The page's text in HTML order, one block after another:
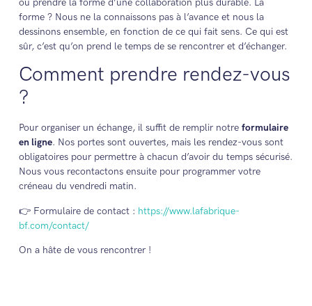
ou prendre la forme d’une collaboration plus durable. La
forme ? Nous ne la connaissons pas à l’avance et nous la
dessinons ensemble, en fonction de ce qui fait sens. Ce qui est
sûr, c’est qu’on prend le temps de se rencontrer et d’échanger.
Comment prendre rendez-vous
?
Pour organiser un échange, il suffit de remplir notre formulaire
en ligne. Nos portes sont ouvertes, mais les rendez-vous sont
obligatoires pour permettre à chacun d’avoir du temps sécurisé.
Nous vous recontactons ensuite pour programmer votre
créneau du vendredi matin.
👉 Formulaire de contact : https://www.lafabrique-
bf.com/contact/
On a hâte de vous rencontrer !